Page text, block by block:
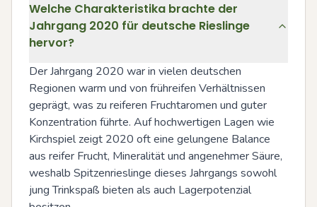
Welche Charakteristika brachte der
Jahrgang 2020 für deutsche Rieslinge
hervor?
Der Jahrgang 2020 war in vielen deutschen
Regionen warm und von frühreifen Verhältnissen
geprägt, was zu reiferen Fruchtaromen und guter
Konzentration führte. Auf hochwertigen Lagen wie
Kirchspiel zeigt 2020 oft eine gelungene Balance
aus reifer Frucht, Mineralität und angenehmer Säure,
weshalb Spitzenrieslinge dieses Jahrgangs sowohl
jung Trinkspaß bieten als auch Lagerpotenzial